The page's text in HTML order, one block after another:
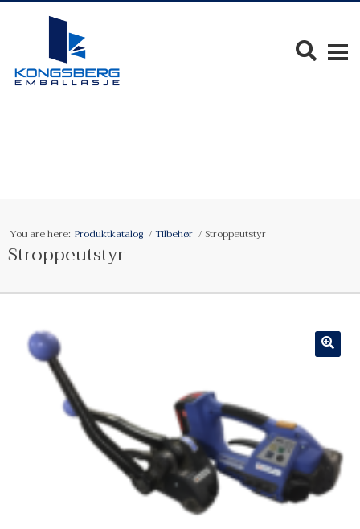
You are here: Produktkatalog Tilbehør Stroppeutstyr
Stroppeutstyr